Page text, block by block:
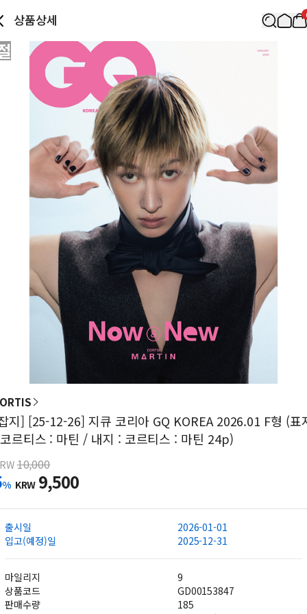
상품상세
지] [25-12-26] 지큐 코리아 GQ KOREA 2026.01 F형 (표
르티스 : 마틴 / 내지 : 코르티스 : 마틴 24p)
10,000
% KRW 9,500
출시일
2026-01-01
입고(예정)일
2025-12-31
마일리지
9
상품코드
GD00153847
판매수량
185